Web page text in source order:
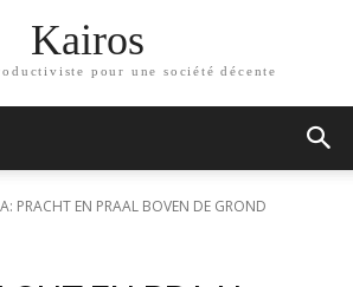
Kairos
pour une société décente
PRACHT EN PRAAL BOVEN DE GROND